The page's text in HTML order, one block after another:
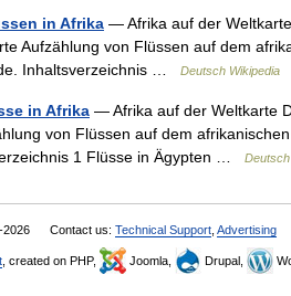
in Afrika — Afrika auf der
Aufzählung von Flüssen auf dem
Inhaltsverzeichnis …
Deutsch Wikipedia
in Afrika — Afrika auf der Weltkarte
von Flüssen auf dem
1 Flüsse in Ägypten …
2026 Contact us: Technical Support Advertising
, created on PHP, Joomla, Drupal,